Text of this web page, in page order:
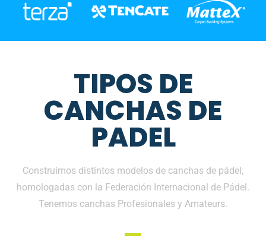
TIPOS DE
CANCHAS DE
PADEL
Construimos distintos modelos de canchas de pádel,
homologadas con la Federación Internacional de Pádel.
Tenemos canchas Profesionales y Amateurs.